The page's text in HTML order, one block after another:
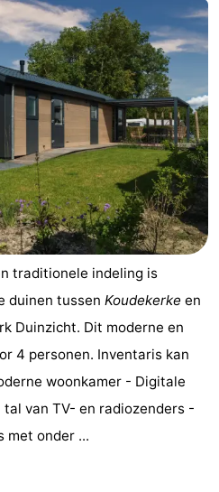
traditionele indeling is
duinen tussen Koudekerke en
Duinzicht. Dit moderne en
4 personen. Inventaris kan
woonkamer - Digitale
van TV- en radiozenders -
met onder ...